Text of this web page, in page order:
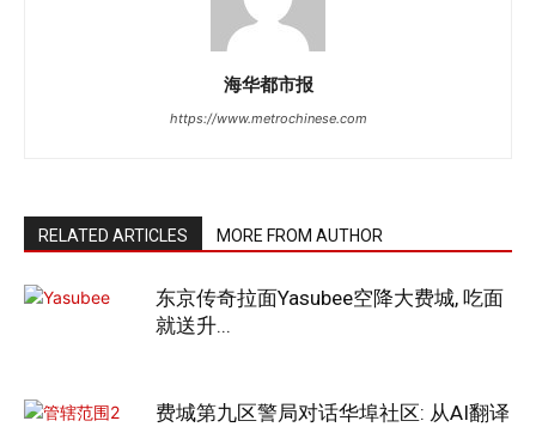
海华都市报
https://www.metrochinese.com
RELATED ARTICLES MORE FROM AUTHOR
东京传奇拉面Yasubee空降大费城, 吃面
就送升...
费城第九区警局对话华埠社区: 从AI翻译